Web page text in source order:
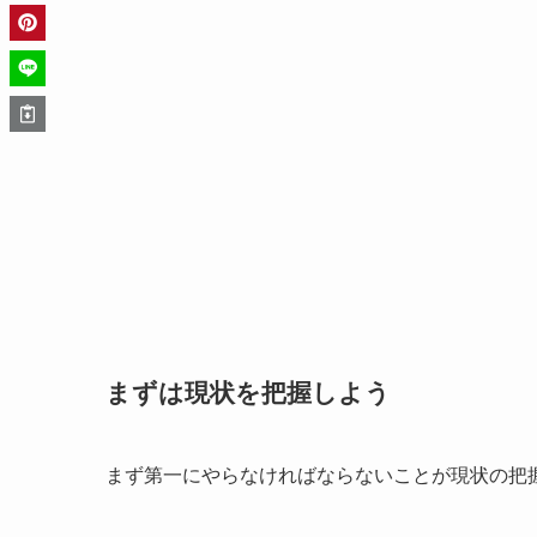
まずは現状を把握しよう
まず第一にやらなければならないことが現状の把